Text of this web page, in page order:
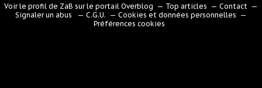
Voir le profil de ZaB sur le portail Overblog Top articles
Contact
Signaler un abus
C.G.U.
Cookies et données personnelles
Préférences cookies